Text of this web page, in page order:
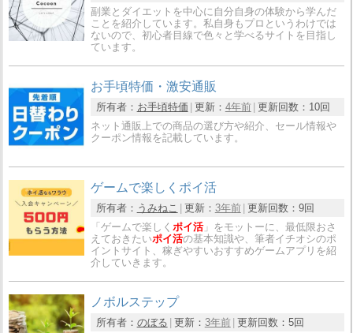
副業とダイエットを中心に自分自身の体験から学んだ
ことを紹介しています。私自身もプロというわけでは
ないので、初心者目線で色々と学べるサイトを目指し
ています。
お手頃特価・激安通販
所有者： お手頃特価 更新： 4年前 更新回数： 10回
ネット通販上での商品の選び方や紹介、セール情報や
クーポン情報を記載しています。
ゲームで楽しくポイ活
所有者： うみねこ 更新： 3年前 更新回数： 9回
「ゲームで楽しく ポイ活」をモットーに、最低限おさ
えておきたいポイ活の基本知識や、筆者イチオシのポ
イントサイト、稼ぎやすいおすすめゲームアプリを紹
介していきます。
ノボルステップ
所有者： のぼる 更新： 3年前 更新回数： 5回